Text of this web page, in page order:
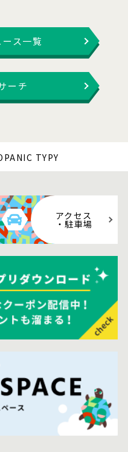
ス一覧
ーチ
TYPY
アクセス
・駐車場